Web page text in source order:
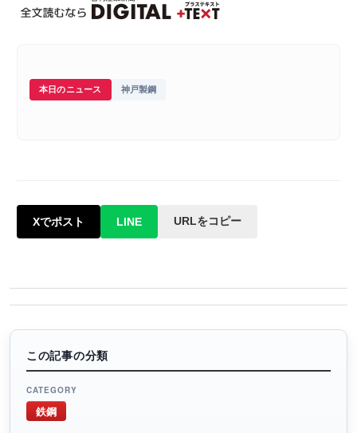
本日のニュース 神戸製鋼
Xでポスト LINE URLをコピー
この記事の分類
CATEGORY
鉄鋼